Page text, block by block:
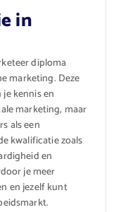
in
diploma
marketing. Deze
kennis en
marketing, maar
als een
kwalificatie zoals
en
je meer
en jezelf kunt